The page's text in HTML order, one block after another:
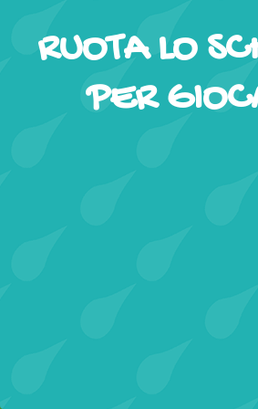
RUOTA LO
PER